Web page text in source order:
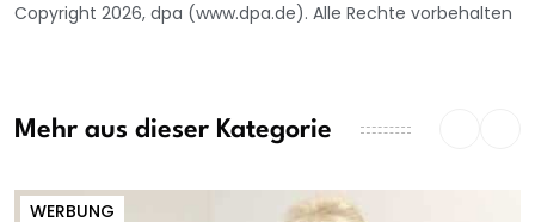
Copyright 2026, dpa (www.dpa.de). Alle Rechte vorbehalten
Mehr aus dieser Kategorie
WERBUNG